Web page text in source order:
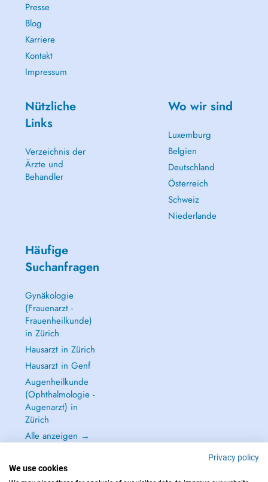
Presse
Blog
Karriere
Kontakt
Impressum
Nützliche
Links
Verzeichnis der
Ärzte und
Behandler
Wo wir sind
Luxemburg
Belgien
Deutschland
Österreich
Schweiz
Niederlande
Häufige
Suchanfragen
Gynäkologie
(Frauenarzt -
Frauenheilkunde)
in Zürich
Hausarzt in Zürich
Hausarzt in Genf
Augenheilkunde
(Ophthalmologie -
Augenarzt) in
Zürich
Alle anzeigen →
Privacy policy
We use cookies